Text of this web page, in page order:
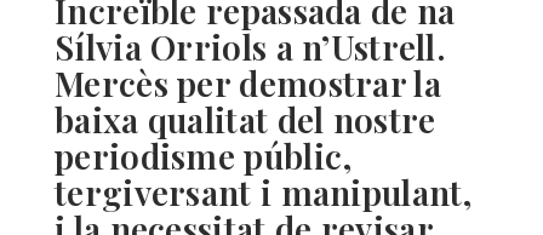
Increïble repassada de na
Sílvia Orriols a n’Ustrell.
Mercès per demostrar la
baixa qualitat del nostre
periodisme públic,
tergiversant i manipulant,